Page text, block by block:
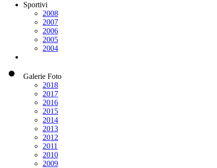
Sportivi
2008
2007
2006
2005
2004
Galerie Foto
2018
2017
2016
2015
2014
2013
2012
2011
2010
2009